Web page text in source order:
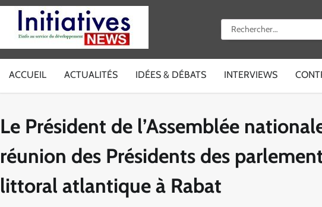
Skip
content
Rechercher :
ACCUEIL ACTUALITÉS IDÉES & DÉBATS INTERVIEWS
Le Président de l’Assemblée
réunion des Présidents des
littoral atlantique à Rabat